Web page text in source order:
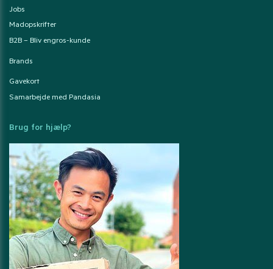
Jobs
Madopskrifter
B2B – Bliv engros-kunde
Brands
Gavekort
Samarbejde med Pandasia
Brug for hjælp?